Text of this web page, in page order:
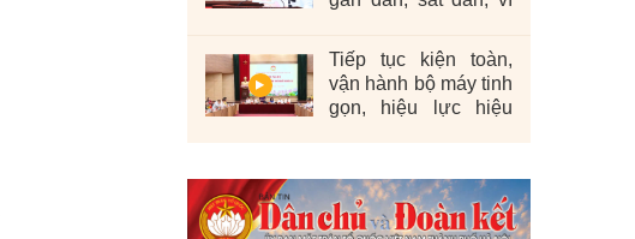
Tiếp tục kiện toàn,
vận hành bộ máy tinh
gọn, hiệu lực hiệu